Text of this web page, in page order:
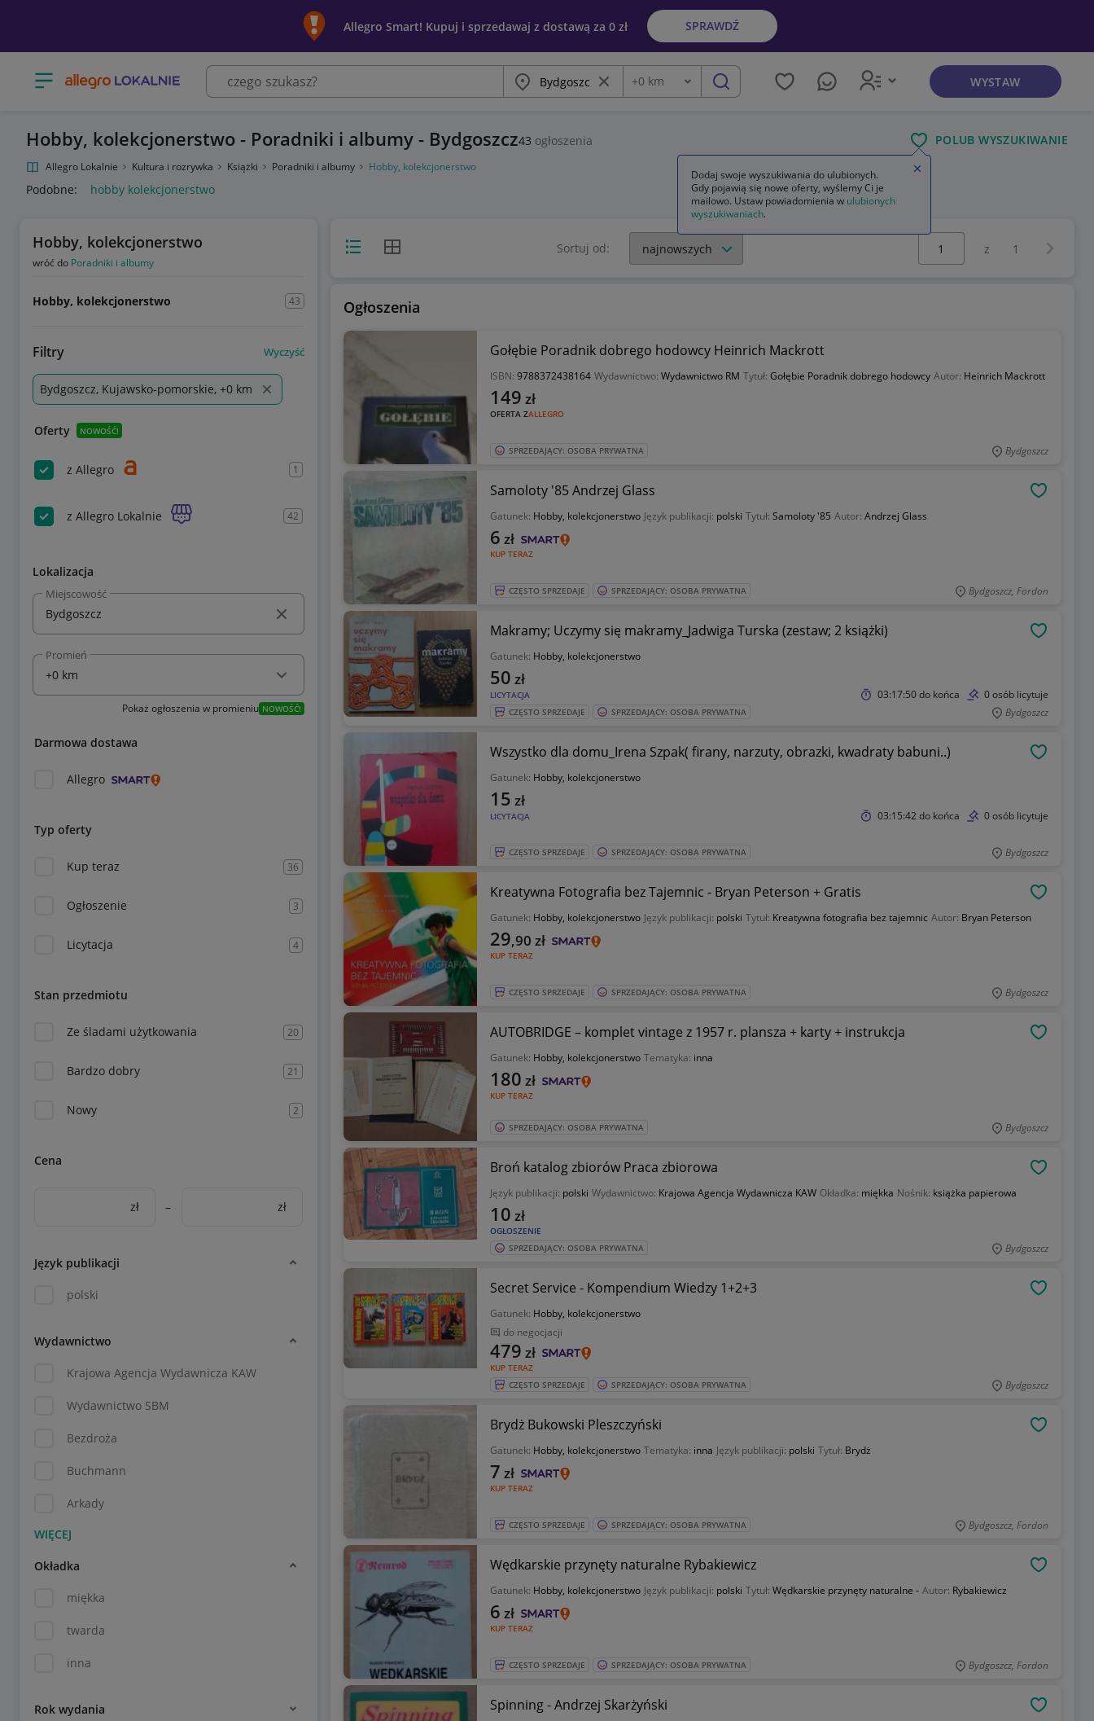
Allegro Smart! Kupuj i sprzedawaj z dostawą za 0 zł SPRAWDŹ
Otwórz menu z kategoriami Miasto Wyczyść frazę
Odległość
+0 km szukaj WYSTAW
Hobby, kolekcjonerstwo - Poradniki i albumy - Bydgoszcz43 ogłoszenia POLUB WYSZUKIWANIE
Allegro Lokalnie Kultura i rozrywka Książki Poradniki i albumy Hobby, kolekcjonerstwo
Podobne: hobby kolekcjonerstwo
Hobby, kolekcjonerstwo
wróć do Poradniki i albumy
Hobby, kolekcjonerstwo 43
Filtry Wyczyść
Bydgoszcz, Kujawsko-pomorskie, +0 km
Oferty NOWOŚĆ!
z Allegro 1
z Allegro Lokalnie 42
Lokalizacja
Miejscowość
Promień
Pokaż ogłoszenia w promieniu NOWOŚĆ!
Darmowa dostawa
Allegro
Typ oferty
Kup teraz 36
Ogłoszenie 3
Licytacja 4
Stan przedmiotu
Ze śladami użytkowania 20
Bardzo dobry 21
Nowy 2
Cena
zł – zł
Język publikacji
polski
Wydawnictwo
Krajowa Agencja Wydawnicza KAW
Wydawnictwo SBM
Bezdroża
Buchmann
Arkady
Okładka
miękka
twarda
inna
Rok wydania
Widok listyWidok siatki Sortuj od:
Wybierz stronę:
z 1
Ogłoszenia
Gołębie Poradnik dobrego hodowcy Heinrich Mackrott
ISBN: 9788372438164 Wydawnictwo: Wydawnictwo RM Tytuł: Gołębie Poradnik dobrego hodowcy Autor: Heinrich Mackrott
OFERTA ZALLEGRO
149 zł
SPRZEDAJĄCY: OSOBA PRYWATNA Bydgoszcz
Samoloty '85 Andrzej Glass
Gatunek: Hobby, kolekcjonerstwo Język publikacji: polski Tytuł: Samoloty '85 Autor: Andrzej Glass
KUP TERAZ
6 zł
CZĘSTO SPRZEDAJE SPRZEDAJĄCY: OSOBA PRYWATNA Bydgoszcz, Fordon
Makramy; Uczymy się makramy_Jadwiga Turska (zestaw; 2 książki)
Gatunek: Hobby, kolekcjonerstwo
LICYTACJA
50 zł
03:17:50do końca 0 osób licytuje
CZĘSTO SPRZEDAJE SPRZEDAJĄCY: OSOBA PRYWATNA Bydgoszcz
Wszystko dla domu_Irena Szpak( firany, narzuty, obrazki, kwadraty babuni..)
Gatunek: Hobby, kolekcjonerstwo
LICYTACJA
15 zł
03:15:42 do końca 0 osób licytuje
CZĘSTO SPRZEDAJE SPRZEDAJĄCY: OSOBA PRYWATNA Bydgoszcz
Kreatywna Fotografia bez Tajemnic - Bryan Peterson + Gratis
Gatunek: Hobby, kolekcjonerstwo Język publikacji: polski Tytuł: Kreatywna fotografia bez tajemnic Autor: Bryan Peterson
KUP TERAZ
29,90 zł
CZĘSTO SPRZEDAJE SPRZEDAJĄCY: OSOBA PRYWATNA Bydgoszcz
AUTOBRIDGE – komplet vintage z 1957 r. plansza + karty + instrukcja
Gatunek: Hobby, kolekcjonerstwo Tematyka: inna
KUP TERAZ
180 zł
SPRZEDAJĄCY: OSOBA PRYWATNA Bydgoszcz
Broń katalog zbiorów Praca zbiorowa
Język publikacji: polski Wydawnictwo: Krajowa Agencja Wydawnicza KAW Okładka: miękka Nośnik: książka papierowa
OGŁOSZENIE
10 zł
SPRZEDAJĄCY: OSOBA PRYWATNA Bydgoszcz
Secret Service - Kompendium Wiedzy 1+2+3
Gatunek: Hobby, kolekcjonerstwo
do negocjacji
KUP TERAZ
479 zł
CZĘSTO SPRZEDAJE SPRZEDAJĄCY: OSOBA PRYWATNA Bydgoszcz
Brydż Bukowski Pleszczyński
Gatunek: Hobby, kolekcjonerstwo Tematyka: inna Język publikacji: polski Tytuł: Brydż
KUP TERAZ
7 zł
CZĘSTO SPRZEDAJE SPRZEDAJĄCY: OSOBA PRYWATNA Bydgoszcz, Fordon
Wędkarskie przynęty naturalne Rybakiewicz
Gatunek: Hobby, kolekcjonerstwo Język publikacji: polski Tytuł: Wędkarskie przynęty naturalne - Autor: Rybakiewicz
KUP TERAZ
6 zł
CZĘSTO SPRZEDAJE SPRZEDAJĄCY: OSOBA PRYWATNA Bydgoszcz, Fordon
Spinning - Andrzej Skarżyński
Dodaj swoje wyszukiwania do ulubionych.
Gdy pojawią się nowe oferty, wyślemy Ci je
mailowo. Ustaw powiadomienia w ulubionych
wyszukiwaniach.
Zamknij wskazówkę